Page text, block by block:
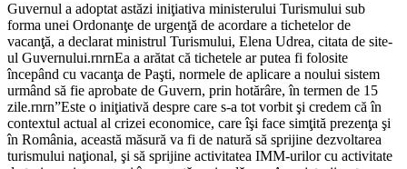
Guvernul a adoptat astăzi iniţiativa ministerului Turismului sub
forma unei Ordonanţe de urgenţă de acordare a tichetelor de
vacanţă, a declarat ministrul Turismului, Elena Udrea, citata de site-
ul Guvernului.rnrnEa a arătat că tichetele ar putea fi folosite
începând cu vacanţa de Paşti, normele de aplicare a noului sistem
urmând să fie aprobate de Guvern, prin hotărâre, în termen de 15
zile.rnrn”Este o iniţiativă despre care s-a tot vorbit şi credem că în
contextul actual al crizei economice, care îşi face simţită prezenţa şi
în România, această măsură va fi de natură să sprijine dezvoltarea
turismului naţional, şi să sprijine activitatea IMM-urilor cu activitate